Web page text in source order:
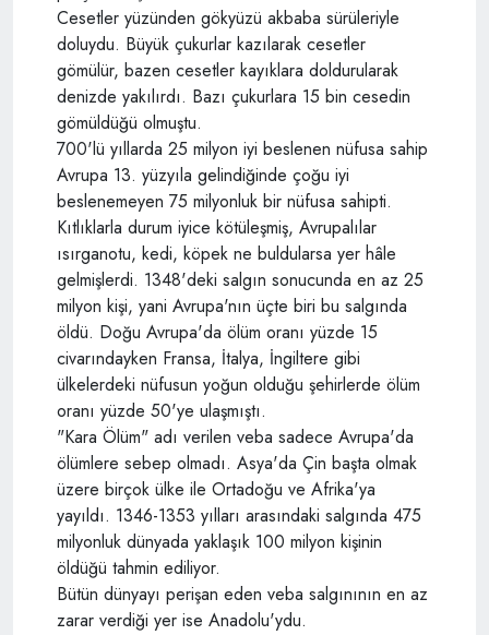
Cesetler yüzünden gökyüzü akbaba sürüleriyle
doluydu. Büyük çukurlar kazılarak cesetler
gömülür, bazen cesetler kayıklara doldurularak
denizde yakılırdı. Bazı çukurlara 15 bin cesedin
gömüldüğü olmuştu.
700'lü yıllarda 25 milyon iyi beslenen nüfusa sahip
Avrupa 13. yüzyıla gelindiğinde çoğu iyi
beslenemeyen 75 milyonluk bir nüfusa sahipti.
Kıtlıklarla durum iyice kötüleşmiş, Avrupalılar
ısırganotu, kedi, köpek ne buldularsa yer hâle
gelmişlerdi. 1348'deki salgın sonucunda en az 25
milyon kişi, yani Avrupa'nın üçte biri bu salgında
öldü. Doğu Avrupa'da ölüm oranı yüzde 15
civarındayken Fransa, İtalya, İngiltere gibi
ülkelerdeki nüfusun yoğun olduğu şehirlerde ölüm
oranı yüzde 50'ye ulaşmıştı.
"Kara Ölüm" adı verilen veba sadece Avrupa'da
ölümlere sebep olmadı. Asya'da Çin başta olmak
üzere birçok ülke ile Ortadoğu ve Afrika'ya
yayıldı. 1346-1353 yılları arasındaki salgında 475
milyonluk dünyada yaklaşık 100 milyon kişinin
öldüğü tahmin ediliyor.
Bütün dünyayı perişan eden veba salgınının en az
zarar verdiği yer ise Anadolu'ydu.